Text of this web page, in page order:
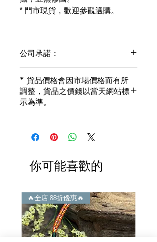
* 門市現貨，歡迎參觀選購。
公司承諾：
冇加色！冇化妝！
i) 所有已鑲玉器珠寶丶玉鐲丶擺件皆 奉
送 [香港翡翠鑑証書]
i) 成色足。冇鍍金！冇包金！冇假金！
3) 顧客所花費一分一毫全部都是珠寶本
i) 無佣金！無租金！無買手費！真真正
正行內批發價。
謝絕紙上談兵。
* 貨品價格會因市場價格而有所
調整，貨品之價錢以當天網站標
示為準。
你可能喜歡的
🔥全店 88折優惠🔥